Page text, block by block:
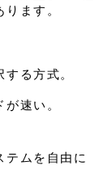
ます。
る方式。
速い。
テムを自由に